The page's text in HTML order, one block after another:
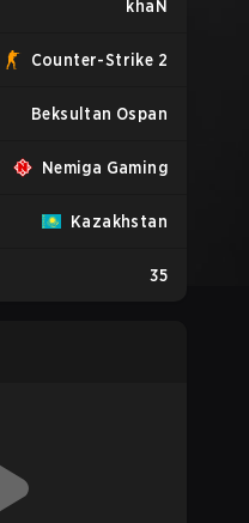
khaN
Counter-Strike 2
Beksultan Ospan
Nemiga Gaming
Kazakhstan
35